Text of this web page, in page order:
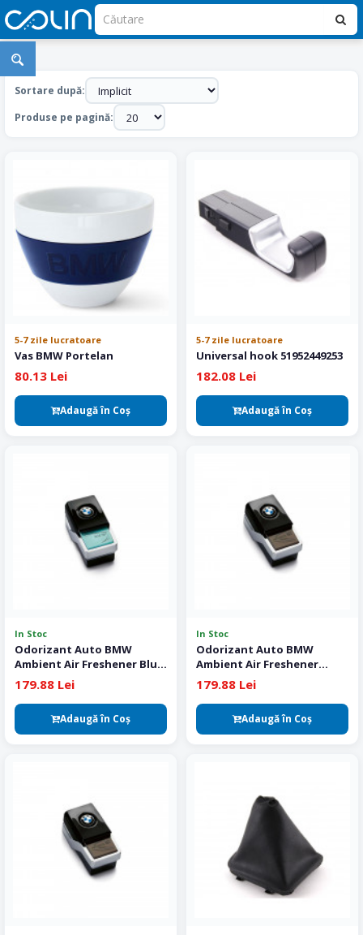
Accesorii
Interior
BMW
Sortare după:
Produse pe pagină:
5-7 zile lucratoare
Vas BMW Portelan
80.13 Lei
Adaugă în Coş
5-7 zile lucratoare
Universal hook 51952449253
182.08 Lei
Adaugă în Coş
In Stoc
Odorizant Auto BMW
Ambient Air Freshener Blue
Suite No.1
179.88 Lei
Adaugă în Coş
In Stoc
Odorizant Auto BMW
Ambient Air Freshener
Authentic Suite No.2
179.88 Lei
Adaugă în Coş